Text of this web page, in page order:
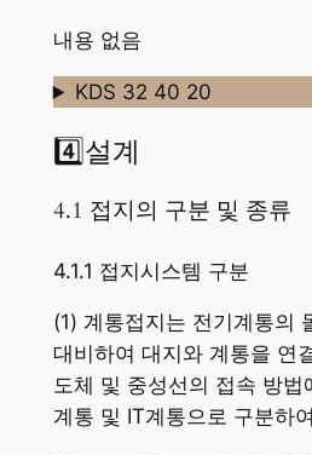
내용 없음
KDS 32 40 20
4️⃣설계
4.1 접지의 구분 및 종류
4.1.1 접지시스템 구분
(1) 계통접지는 전기계통의
대비하여 대지와 계통을 연
도체 및 중성선의 접속 방법
계통 및 IT계통으로 구분하